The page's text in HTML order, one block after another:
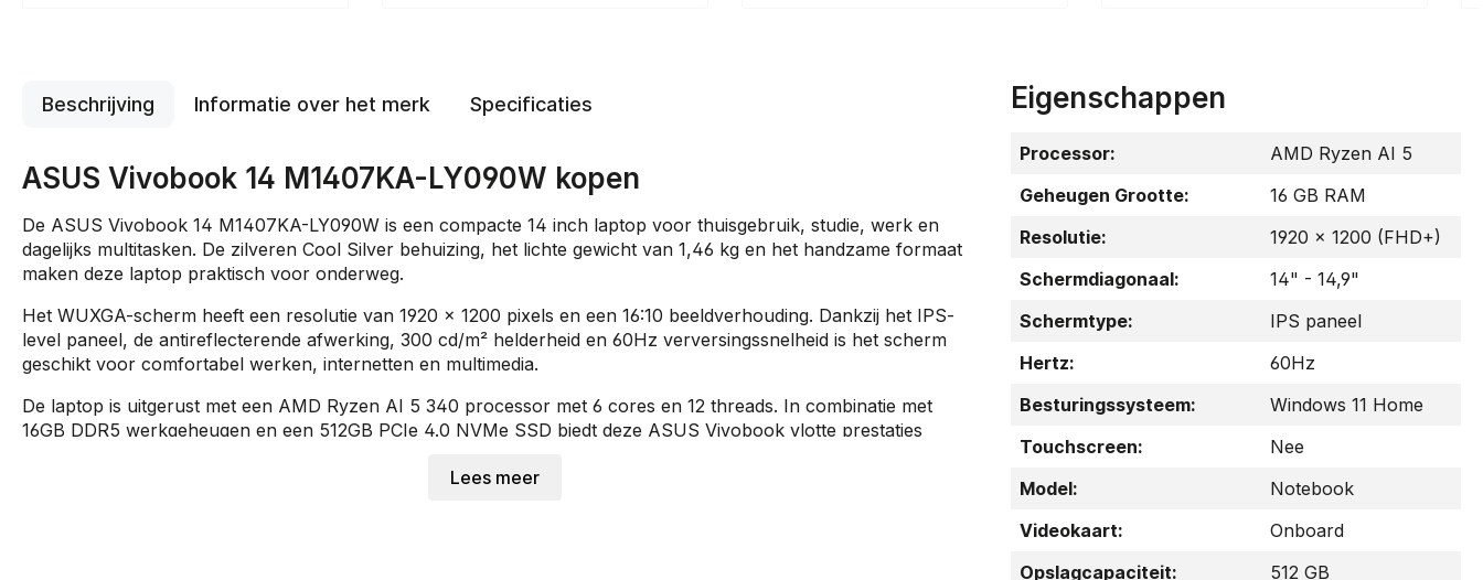
Beschrijving Informatie over het merk Specificaties
ASUS Vivobook 14 M1407KA-LY090W kopen
De ASUS Vivobook 14 M1407KA-LY090W is een compacte 14 inch laptop voor thuisgebruik, studie, werk en
dagelijks multitasken. De zilveren Cool Silver behuizing, het lichte gewicht van 1,46 kg en het handzame formaat
maken deze laptop praktisch voor onderweg.
Het WUXGA-scherm heeft een resolutie van 1920 x 1200 pixels en een 16:10 beeldverhouding. Dankzij het IPS-
level paneel, de antireflecterende afwerking, 300 cd/m² helderheid en 60Hz verversingssnelheid is het scherm
geschikt voor comfortabel werken, internetten en multimedia.
De laptop is uitgerust met een AMD Ryzen AI 5 340 processor met 6 cores en 12 threads. In combinatie met
16GB DDR5 werkgeheugen en een 512GB PCIe 4.0 NVMe SSD biedt deze ASUS Vivobook vlotte prestaties
Lees meer
Eigenschappen
Processor:
AMD Ryzen AI 5
Geheugen Grootte:
16 GB RAM
Resolutie:
1920 x 1200 (FHD+)
Schermdiagonaal:
14" - 14,9"
Schermtype:
IPS paneel
Hertz:
60Hz
Besturingssysteem:
Windows 11 Home
Touchscreen:
Nee
Model:
Notebook
Videokaart:
Onboard
Opslagcapaciteit:
512 GB